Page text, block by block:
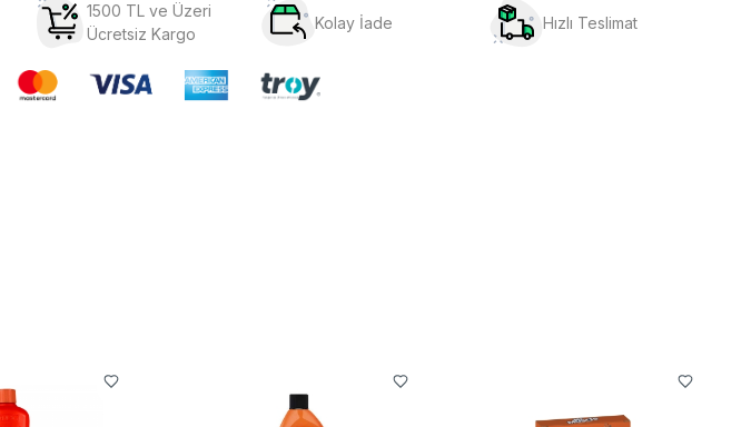
1500 TL ve Üzeri
Ücretsiz Kargo
Kolay İade Hızlı Teslimat